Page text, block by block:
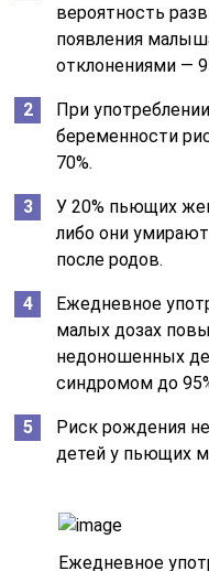
вероятность
появления
отклонениями —
При
беременности
70%.
У 20% пьющих
либо они
после родов.
Ежедневное
малых дозах
недоношенных
синдромом до
Риск рождения
детей у пьющих
Ежедневное